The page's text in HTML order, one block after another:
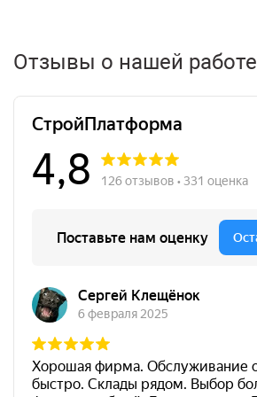
Отзывы о нашей работе